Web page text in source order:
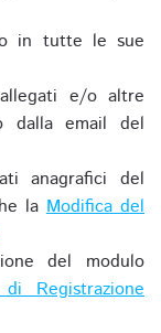
in tutte le sue
e/o altre
dalla email del
anagrafici del
laModifica del
del modulo
Registrazione